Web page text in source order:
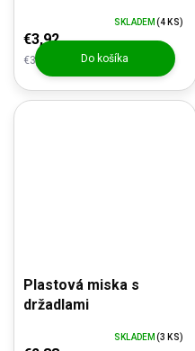
€3,24 bez DPH
€3,92
SKLADEM (4 KS)
Do košíka
Plastová miska s
držadlami
SKLADEM (3 KS)